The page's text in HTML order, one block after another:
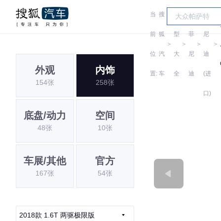
当
前
位
置:
搜
狐
汽
车
＞
车
型
大
全
＞
英
菲
尼
迪
＞
菲
尼
迪
(进
口)
＞
外观
154张
内饰
258张
底盘/动力
48张
空间
10张
车展/其他
167张
官方
54张
2018款 1.6T 两驱极限版